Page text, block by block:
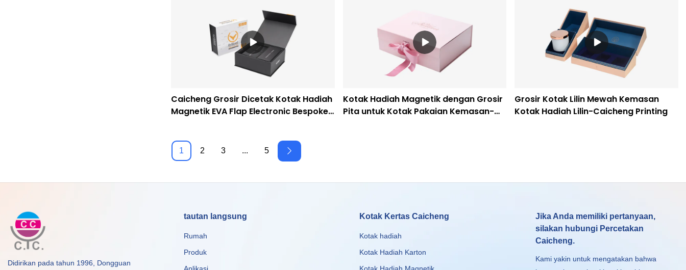
Caicheng Grosir Dicetak Kotak Hadiah
Magnetik EVA Flap Electronic Bespoke
Kotak Hadiah Magnetik dengan Grosir
Pita untuk Kotak Pakaian Kemasan-
Grosir Kotak Lilin Mewah Kemasan
Kotak Hadiah Lilin-Caicheng Printing
1 2 3 ... 5
Didirikan pada tahun 1996, Dongguan
tautan langsung
Rumah
Produk
Kotak Kertas Caicheng
Kotak hadiah
Kotak Hadiah Karton
Jika Anda memiliki pertanyaan,
silakan hubungi Percetakan
Caicheng.
Kami yakin untuk mengatakan bahwa